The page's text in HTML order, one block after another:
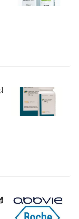
益处：5年生存率